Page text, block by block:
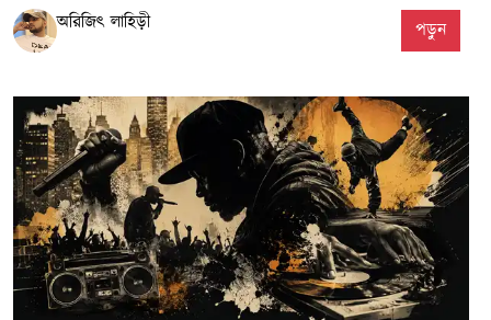
অরিজিৎ লাহিড়ী পড়ুন